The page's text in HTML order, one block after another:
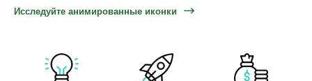
Исследуйте анимированные иконки